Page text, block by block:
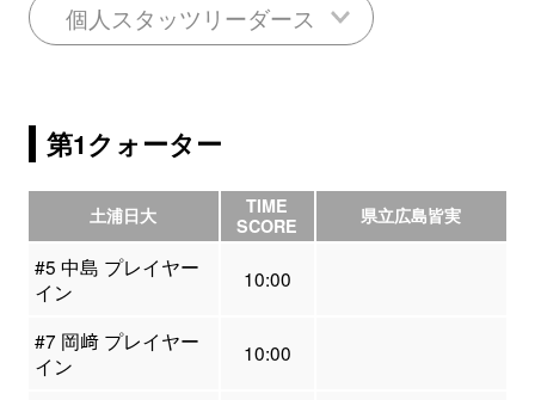
個人スタッツリーダース
第1クォーター
土浦日大
TIME
SCORE
県立広島皆実
#5 中島 プレイヤー
イン
10:00
#7 岡﨑 プレイヤー
イン
10:00